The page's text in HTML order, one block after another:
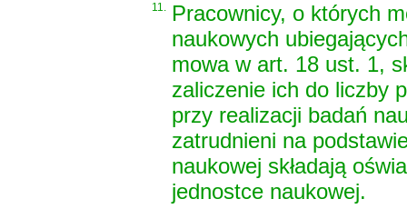
11. Pracownicy, o których
naukowych
mowa w art. 18 ust. 1,
zaliczenie ich do liczby
przy realizacji badań
zatrudnieni na
naukowej składają
jednostce naukowej.